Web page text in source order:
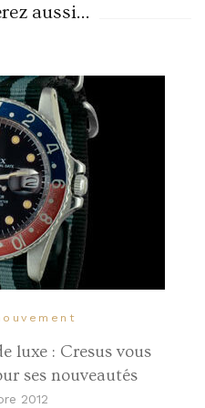
aussi...
luxe : Cresus vous
ses nouveautés
2012